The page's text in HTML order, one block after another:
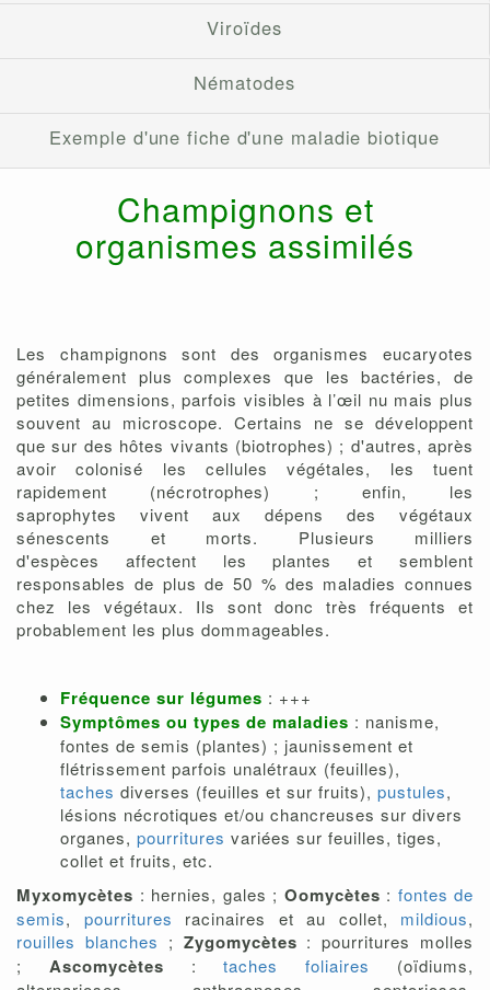
Viroïdes
Nématodes
Exemple d'une fiche d'une maladie biotique
Champignons et
organismes assimilés
Les champignons sont des organismes eucaryotes
généralement plus complexes que les bactéries, de
petites dimensions, parfois visibles à l’œil nu mais plus
souvent au microscope. Certains ne se développent
que sur des hôtes vivants (biotrophes) ; d'autres, après
avoir colonisé les cellules végétales, les tuent
rapidement (nécrotrophes) ; enfin, les
saprophytes vivent aux dépens des végétaux
sénescents et morts. Plusieurs milliers
d'espèces affectent les plantes et semblent
responsables de plus de 50 % des maladies connues
chez les végétaux. Ils sont donc très fréquents et
probablement les plus dommageables.
Fréquence sur légumes : +++
Symptômes ou types de maladies : nanisme,
fontes de semis (plantes) ; jaunissement et
flétrissement parfois unalétraux (feuilles),
taches diverses (feuilles et sur fruits), pustules,
lésions nécrotiques et/ou chancreuses sur divers
organes, pourritures variées sur feuilles, tiges,
collet et fruits, etc.
Myxomycètes : hernies, gales ; Oomycètes : fontes de
semis, pourritures racinaires et au collet, mildious,
rouilles blanches ; Zygomycètes : pourritures molles
; Ascomycètes : taches foliaires
(oïdiums,